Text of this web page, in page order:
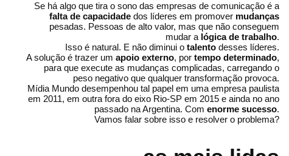
Se há algo que tira o sono das empresas de comunicação é a
falta de capacidade dos líderes em promover mudanças
pesadas. Pessoas de alto valor, mas que não conseguem
mudar a lógica de trabalho.
Isso é natural. E não diminui o talento desses líderes.
A solução é trazer um apoio externo, por tempo determinado,
para que execute as mudanças complicadas, carregando o
peso negativo que qualquer transformação provoca.
Mídia Mundo desempenhou tal papel em uma empresa paulista
em 2011, em outra fora do eixo Rio-SP em 2015 e ainda no ano
passado na Argentina. Com enorme sucesso.
Vamos falar sobre isso e resolver o problema?